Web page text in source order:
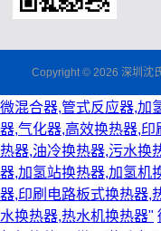
Copyright © 2026 深圳沈
微混合器,管式反应器,加
器,气化器,高效换热器,
热器,油冷换热器,污水换
器,加氢站换热器,加氢机
器,印刷电路板式换热器,
水换热器,热水机换热器"